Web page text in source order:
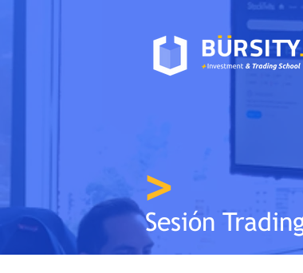
>
Sesión